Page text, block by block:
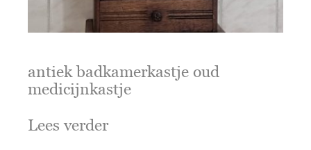
antiek badkamerkastje oud
medicijnkastje
Lees verder